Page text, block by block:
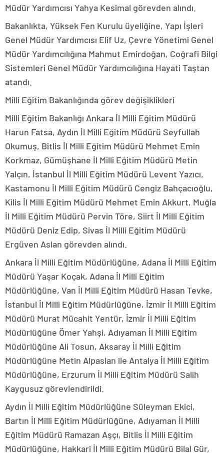
Müdür Yardımcısı Yahya Kesimal görevden alındı.
Bakanlıkta, Yüksek Fen Kurulu üyeliğine, Yapı İşleri
Genel Müdür Yardımcısı Elif Uz, Çevre Yönetimi Genel
Müdür Yardımcılığına Mahmut Emirdoğan, Coğrafi Bilgi
Sistemleri Genel Müdür Yardımcılığına Hayati Taştan
atandı.
Milli Eğitim Bakanlığında görev değişiklikleri
Milli Eğitim Bakanlığı Ankara İl Milli Eğitim Müdürü
Harun Fatsa, Aydın İl Milli Eğitim Müdürü Seyfullah
Okumuş, Bitlis İl Milli Eğitim Müdürü Mehmet Emin
Korkmaz, Gümüşhane İl Milli Eğitim Müdürü Metin
Yalçın, İstanbul İl Milli Eğitim Müdürü Levent Yazıcı,
Kastamonu İl Milli Eğitim Müdürü Cengiz Bahçacıoğlu,
Kilis İl Milli Eğitim Müdürü Mehmet Emin Akkurt, Muğla
İl Milli Eğitim Müdürü Pervin Töre, Siirt İl Milli Eğitim
Müdürü Deniz Edip, Sivas İl Milli Eğitim Müdürü
Ergüven Aslan görevden alındı.
Ankara İl Milli Eğitim Müdürlüğüne, Adana İl Milli Eğitim
Müdürü Yaşar Koçak, Adana İl Milli Eğitim
Müdürlüğüne, Van İl Milli Eğitim Müdürü Hasan Tevke,
İstanbul İl Milli Eğitim Müdürlüğüne, İzmir İl Milli Eğitim
Müdürü Murat Mücahit Yentür, İzmir İl Milli Eğitim
Müdürlüğüne Ömer Yahşi, Adıyaman İl Milli Eğitim
Müdürlüğüne Ali Tosun, Aksaray İl Milli Eğitim
Müdürlüğüne Metin Alpaslan ile Antalya İl Milli Eğitim
Müdürlüğüne, Erzurum İl Milli Eğitim Müdürü Salih
Kaygusuz görevlendirildi.
Aydın İl Milli Eğitim Müdürlüğüne Süleyman Ekici,
Bartın İl Milli Eğitim Müdürlüğüne, Adıyaman İl Milli
Eğitim Müdürü Ramazan Aşçı, Bitlis İl Milli Eğitim
Müdürlüğüne, Hakkari İl Milli Eğitim Müdürü Bilal Gür,